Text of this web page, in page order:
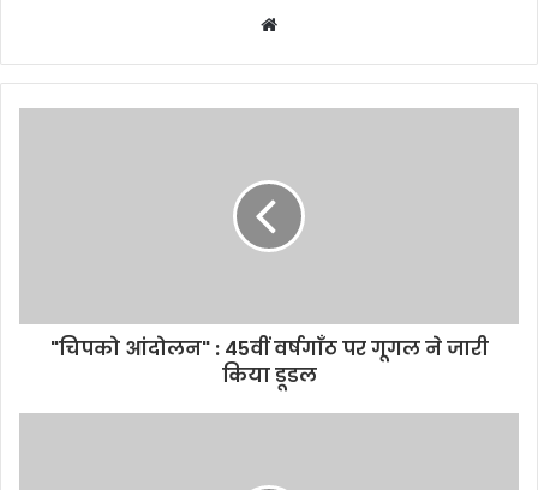
Website
"चिपको आंदोलन" : 45वीं वर्षगाँठ पर गूगल ने जारी
किया डूडल